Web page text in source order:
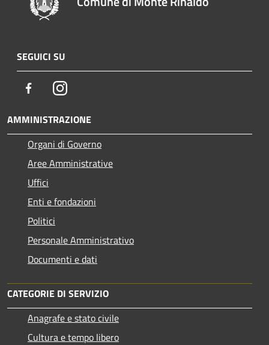
SEGUICI SU
FacebookInstagram
AMMINISTRAZIONE
Organi di Governo
Aree Amministrative
Uffici
Enti e fondazioni
Politici
Personale Amministrativo
Documenti e dati
CATEGORIE DI SERVIZIO
Anagrafe e stato civile
Cultura e tempo libero